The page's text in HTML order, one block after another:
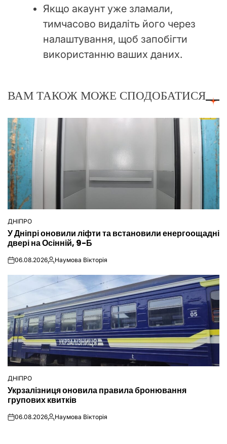
Якщо акаунт уже зламали,
тимчасово видаліть його через
налаштування, щоб запобігти
використанню ваших даних.
ВАМ ТАКОЖ МОЖЕ СПОДОБАТИСЯ
ОПУБЛІКУВАТИ
У
ДНІПРО
У Дніпрі оновили ліфти та встановили енергоощадні
двері на Осінній, 9-Б
on06.08.2026Опубліковано
Наумова Вікторія
ОПУБЛІКУВАТИ
У
ДНІПРО
Укрзалізниця оновила правила бронювання
групових квитків
on06.08.2026Опубліковано
Наумова Вікторія